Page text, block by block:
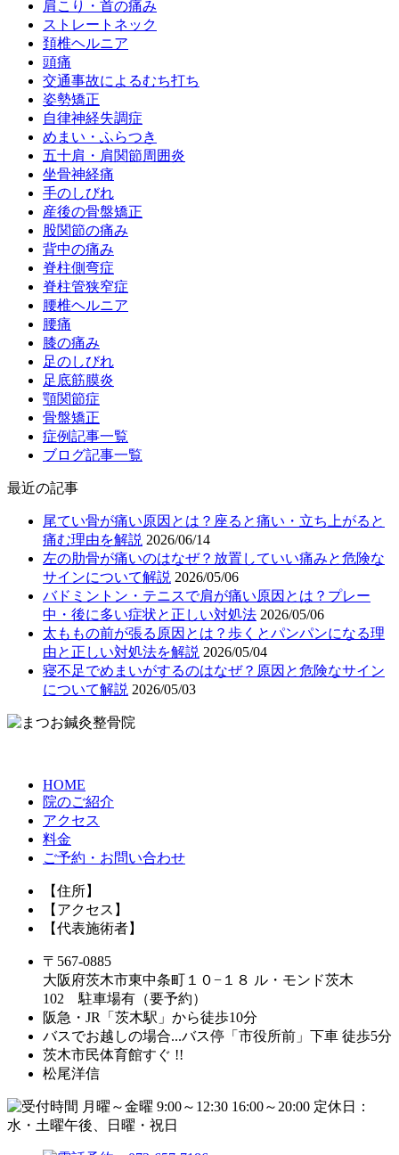
肩こり・首の痛み
ストレートネック
頚椎ヘルニア
頭痛
交通事故によるむち打ち
姿勢矯正
自律神経失調症
めまい・ふらつき
五十肩・肩関節周囲炎
坐骨神経痛
手のしびれ
産後の骨盤矯正
股関節の痛み
背中の痛み
脊柱側弯症
脊柱管狭窄症
腰椎ヘルニア
腰痛
膝の痛み
足のしびれ
足底筋膜炎
顎関節症
骨盤矯正
症例記事一覧
ブログ記事一覧
最近の記事
尾てい骨が痛い原因とは？座ると痛い・立ち上がると
痛む理由を解説 2026/06/14
左の肋骨が痛いのはなぜ？放置していい痛みと危険な
サインについて解説 2026/05/06
バドミントン・テニスで肩が痛い原因とは？プレー
中・後に多い症状と正しい対処法 2026/05/06
太ももの前が張る原因とは？歩くとパンパンになる理
由と正しい対処法を解説 2026/05/04
寝不足でめまいがするのはなぜ？原因と危険なサイン
について解説 2026/05/03
HOME
院のご紹介
アクセス
料金
ご予約・お問い合わせ
【住所】
【アクセス】
【代表施術者】
〒567-0885
大阪府茨木市東中条町１０−１８ ル・モンド茨木
102 駐車場有（要予約）
阪急・JR「茨木駅」から徒歩10分
バスでお越しの場合...バス停「市役所前」下車 徒歩5分
茨木市民体育館すぐ !!
松尾洋信